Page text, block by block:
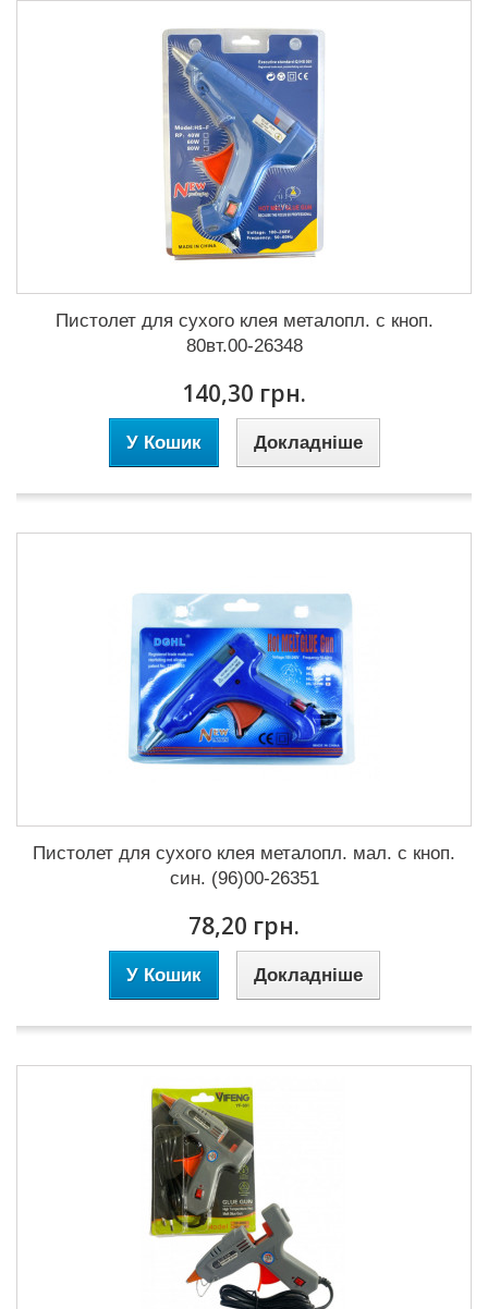
Пистолет для сухого клея металопл. с кноп.
80вт.00-26348
140,30 грн.
У Кошик Докладніше
Пистолет для сухого клея металопл. мал. с кноп.
син. (96)00-26351
78,20 грн.
У Кошик Докладніше